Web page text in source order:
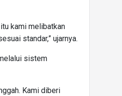
kami melibatkan
standar,” ujarnya.
sistem
Kami diberi